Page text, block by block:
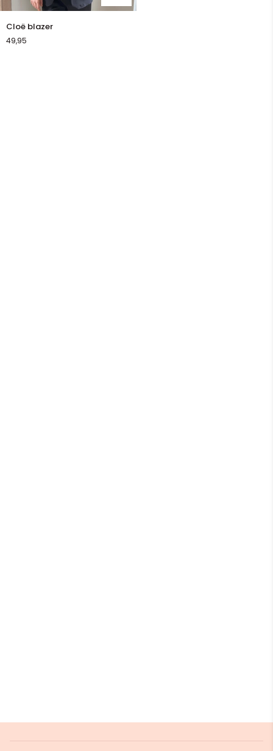
Cloë
blazer
Cloë blazer
49,95